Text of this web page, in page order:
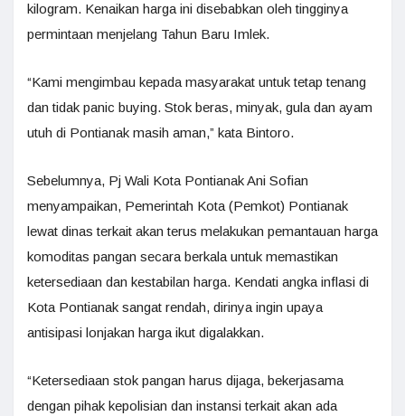
kilogram. Kenaikan harga ini disebabkan oleh tingginya
permintaan menjelang Tahun Baru Imlek.
“Kami mengimbau kepada masyarakat untuk tetap tenang
dan tidak panic buying. Stok beras, minyak, gula dan ayam
utuh di Pontianak masih aman,” kata Bintoro.
Sebelumnya, Pj Wali Kota Pontianak Ani Sofian
menyampaikan, Pemerintah Kota (Pemkot) Pontianak
lewat dinas terkait akan terus melakukan pemantauan harga
komoditas pangan secara berkala untuk memastikan
ketersediaan dan kestabilan harga. Kendati angka inflasi di
Kota Pontianak sangat rendah, dirinya ingin upaya
antisipasi lonjakan harga ikut digalakkan.
“Ketersediaan stok pangan harus dijaga, bekerjasama
dengan pihak kepolisian dan instansi terkait akan ada